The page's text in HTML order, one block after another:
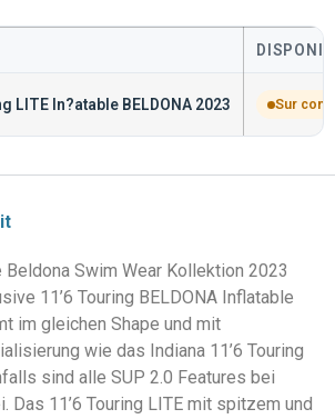
LITE In?atable BELDONA 2023 Sur
Swim Wear Kollektion 2023
11’6 Touring BELDONA Inflatable
im gleichen Shape und mit
wie das Indiana 11’6 Touring
sind alle SUP 2.0 Features bei
Das 11’6 Touring LITE mit spitzem und